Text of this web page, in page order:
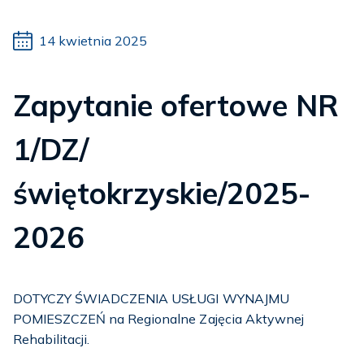
14 kwietnia 2025
Zapytanie ofertowe NR
1/DZ/
świętokrzyskie/2025-
2026
DOTYCZY ŚWIADCZENIA USŁUGI WYNAJMU
POMIESZCZEŃ na Regionalne Zajęcia Aktywnej
Rehabilitacji.